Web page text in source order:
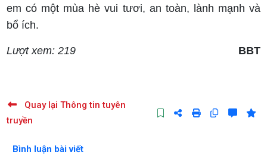
em có một mùa hè vui tươi, an toàn, lành mạnh và
bổ ích.
Lượt xem: 219 BBT
Quay lại Thông tin tuyên
truyền
Bình luận bài viết